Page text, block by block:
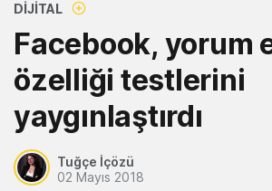
DIJITAL
Facebook, yorum
özelliği testlerini
yaygınlaştırdı
Tuğçe İçözü
02 Mayıs 2018